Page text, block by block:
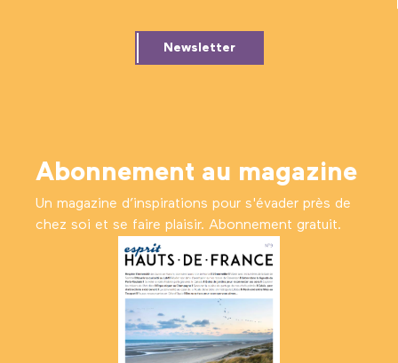
Newsletter
Abonnement au magazine
Un magazine d’inspirations pour s'évader près de
chez soi et se faire plaisir. Abonnement gratuit.